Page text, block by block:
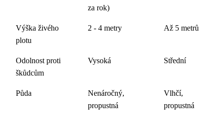
za rok)
Výška živého
plotu
2 - 4 metry Až 5 metrů
Odolnost proti
škůdcům
Vysoká Střední
Půda
Nenáročný,
propustná
Vlhčí,
propustná